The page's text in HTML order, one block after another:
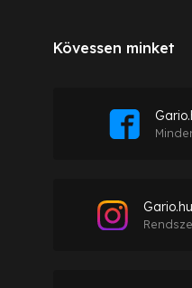
Kövessen minket